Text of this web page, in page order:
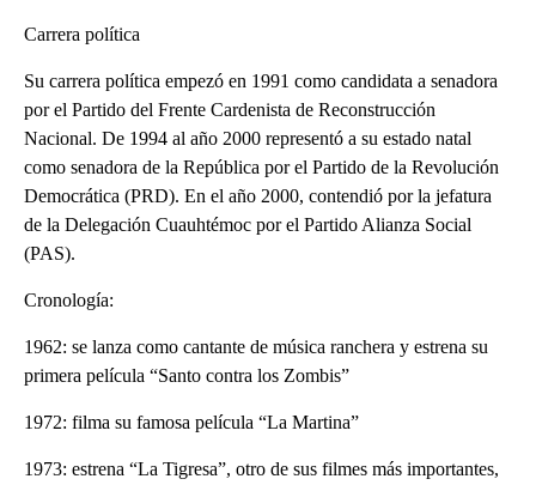
Carrera política
Su carrera política empezó en 1991 como candidata a senadora
por el Partido del Frente Cardenista de Reconstrucción
Nacional. De 1994 al año 2000 representó a su estado natal
como senadora de la República por el Partido de la Revolución
Democrática (PRD). En el año 2000, contendió por la jefatura
de la Delegación Cuauhtémoc por el Partido Alianza Social
(PAS).
Cronología:
1962: se lanza como cantante de música ranchera y estrena su
primera película “Santo contra los Zombis”
1972: filma su famosa película “La Martina”
1973: estrena “La Tigresa”, otro de sus filmes más importantes,